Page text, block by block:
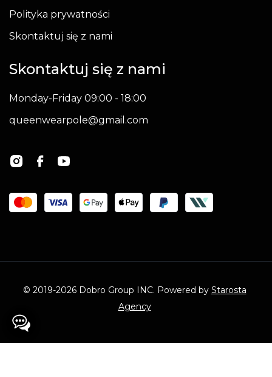
Polityka prywatności
Skontaktuj się z nami
Skontaktuj się z nami
Monday-Friday 09:00 - 18:00
queenwearpole@gmail.com
© 2019-2026 Dobro Group INC. Powered by Starosta
Agency